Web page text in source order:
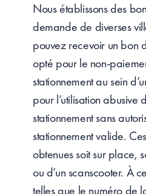
Nous établissons des
demande de diverses
pouvez recevoir un bon
opté pour le non-
stationnement au sein
pour l’utilisation abusive
stationnement sans
stationnement valide.
obtenues soit sur place,
ou d’un scanscooter. À
telles que le numéro de